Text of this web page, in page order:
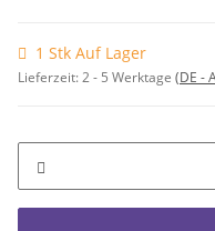
1 Stk Auf Lager
Lieferzeit:2 - 5 Werktage (DE -